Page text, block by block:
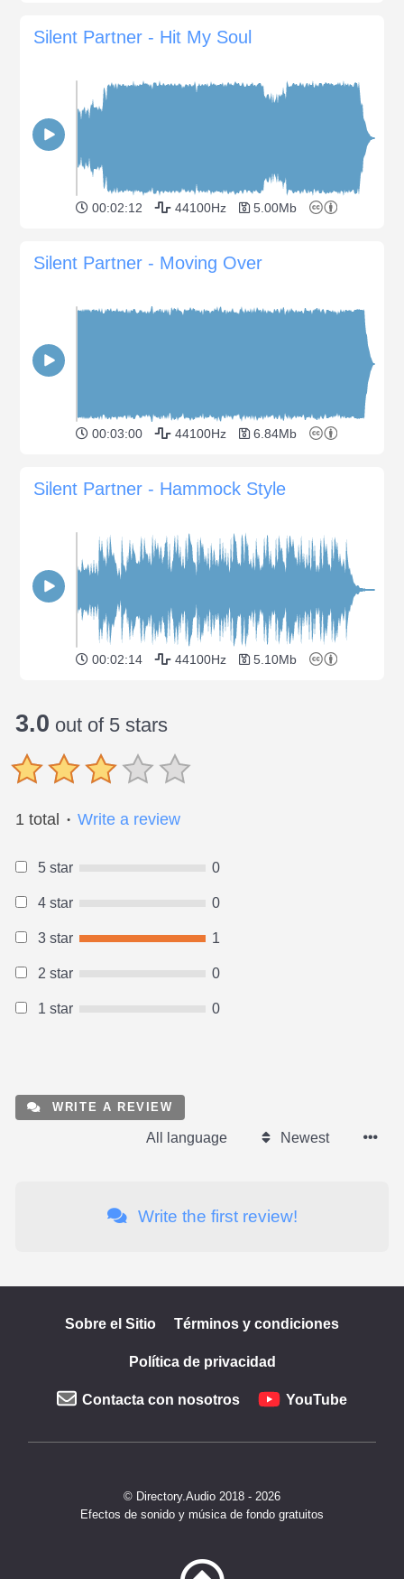
Silent Partner - Hit My Soul
00:02:12 44100Hz 5.00Mb
Silent Partner - Moving Over
00:03:00 44100Hz 6.84Mb
Silent Partner - Hammock Style
00:02:14 44100Hz 5.10Mb
3.0 out of 5 stars
1 total ● Write a review
5 star 0
4 star 0
3 star 1
2 star 0
1 star 0
WRITE A REVIEW
All language Newest
Write the first review!
Sobre el Sitio Términos y condiciones
Política de privacidad
Contacta con nosotros YouTube
© Directory.Audio 2018 - 2026
Efectos de sonido y música de fondo gratuitos